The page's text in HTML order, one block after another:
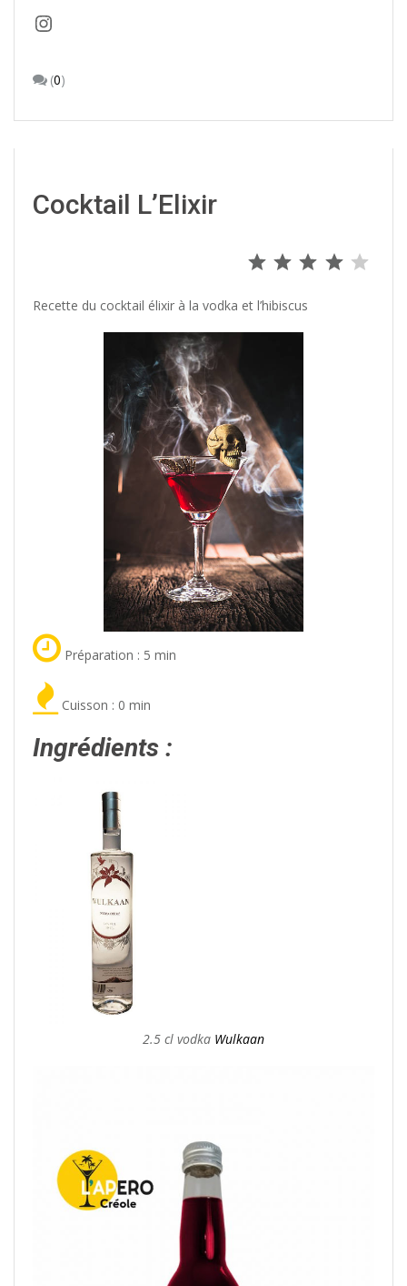
Instagram
(0)
Cocktail L’Elixir
Recette du cocktail élixir à la vodka et l’hibiscus
Préparation : 5 min
Cuisson : 0 min
Ingrédients :
2.5 cl vodka Wulkaan